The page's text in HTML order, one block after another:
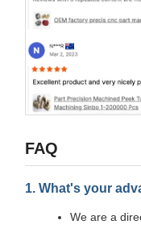
FAQ
1. What's your
We are a